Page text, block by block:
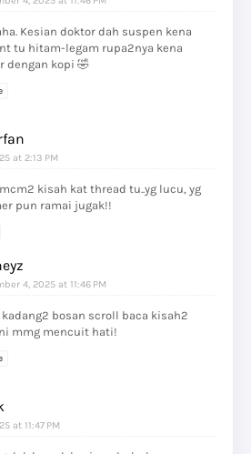
Kesian doktor dah suspen kena
tu hitam-legam rupa2nya kena
dengan kopi 🤣
at 2:13 PM
kisah kat thread tu..yg lucu, yg
pun ramai jugak!!
4, 2025 at 11:46 PM
kadang2 bosan scroll baca kisah2
mmg mencuit hati!
at 11:47 PM